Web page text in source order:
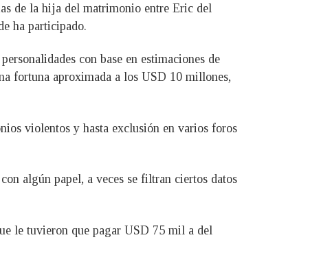
de la hija del matrimonio entre Eric del
ha participado.
con base en estimaciones de
fortuna aproximada a los USD 10 millones,
violentos y hasta exclusión en varios foros
algún papel, a veces se filtran ciertos datos
le tuvieron que pagar USD 75 mil a del